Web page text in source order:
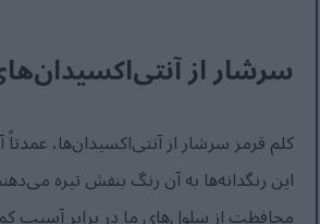
سرشار از
کلم قرمز سرشار از آنتی‌اکسیدان‌ها،
این رنگدانه‌ها به آن رنگ بنفش تیره